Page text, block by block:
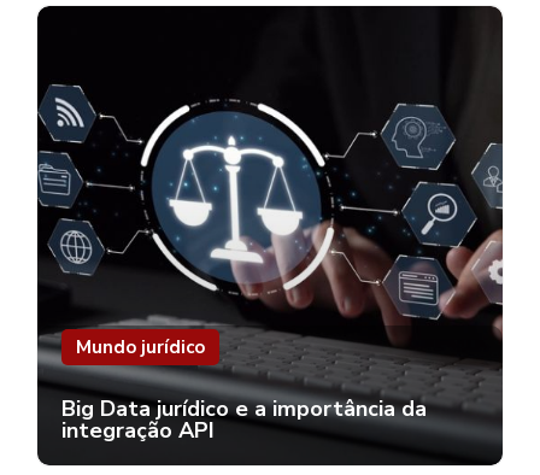
Mundo jurídico
Big Data jurídico e a importância da
integração API